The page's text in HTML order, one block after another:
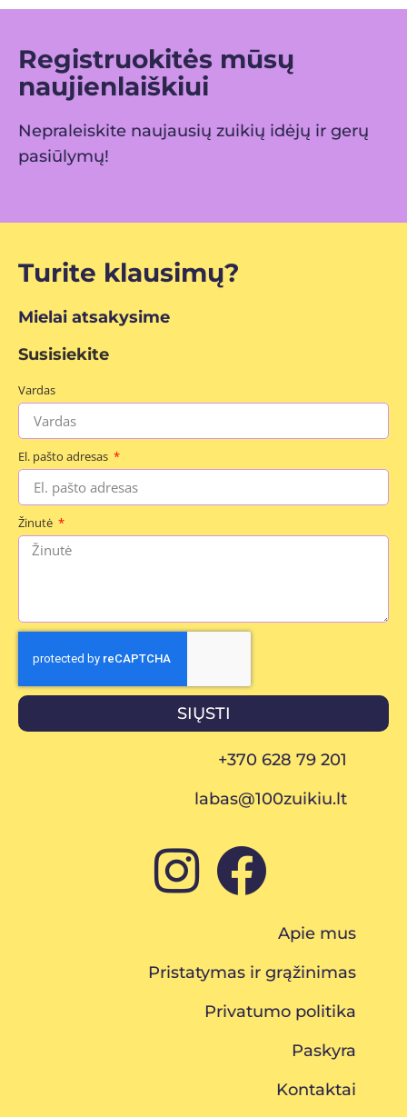
Registruokitės mūsų
naujienlaiškiui
Nepraleiskite naujausių zuikių idėjų ir gerų
pasiūlymų!
Turite klausimų?
Mielai atsakysime
Susisiekite
Vardas
El. pašto adresas
Žinutė
SIŲSTI
+370 628 79 201
labas@100zuikiu.lt
Apie mus
Pristatymas ir grąžinimas
Privatumo politika
Paskyra
Kontaktai